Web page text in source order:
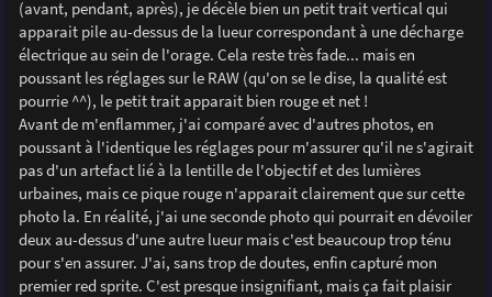
(avant, pendant, après), je décèle bien un petit trait vertical qui
apparait pile au-dessus de la lueur correspondant à une décharge
électrique au sein de l'orage. Cela reste très fade... mais en
poussant les réglages sur le RAW (qu'on se le dise, la qualité est
pourrie ^^), le petit trait apparait bien rouge et net !
Avant de m'enflammer, j'ai comparé avec d'autres photos, en
poussant à l'identique les réglages pour m'assurer qu'il ne s'agirait
pas d'un artefact lié à la lentille de l'objectif et des lumières
urbaines, mais ce pique rouge n'apparait clairement que sur cette
photo la. En réalité, j'ai une seconde photo qui pourrait en dévoiler
deux au-dessus d'une autre lueur mais c'est beaucoup trop ténu
pour s'en assurer. J'ai, sans trop de doutes, enfin capturé mon
premier red sprite. C'est presque insignifiant, mais ça fait plaisir